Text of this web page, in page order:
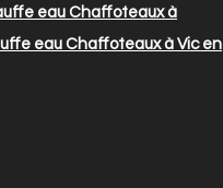
eau Chaffoteaux à
eau Chaffoteaux à Vic en